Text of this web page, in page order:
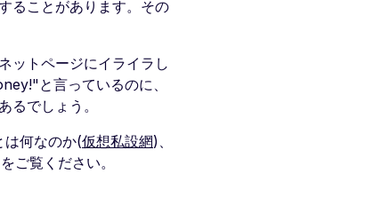
ることがあります。その
ットページにイライラし
と言っているのに、
でしょう。
何なのか(仮想私設網)、
ご覧ください。